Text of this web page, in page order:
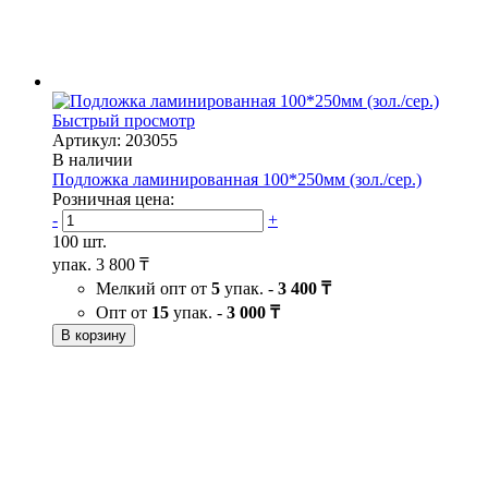
Быстрый просмотр
Артикул: 203055
В наличии
Подложка ламинированная 100*250мм (зол./сер.)
Розничная цена:
-
+
100 шт.
упак. 3 800 ₸
Мелкий опт от 5 упак. - 3 400 ₸
Опт от 15 упак. - 3 000 ₸
В корзину